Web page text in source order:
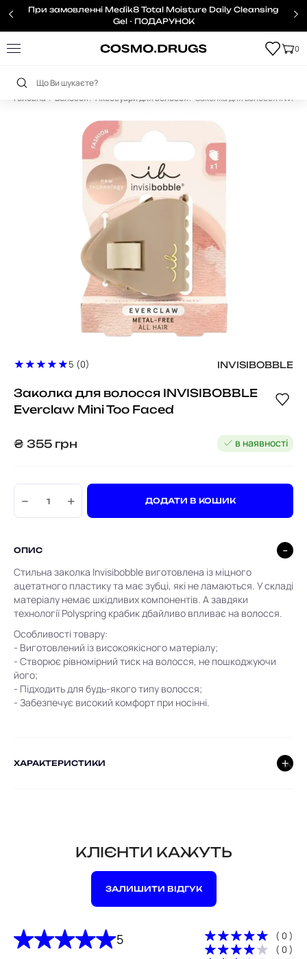
При замовленні Medik8 Total Moisture Daily Cleansing
Gel - ПОДАРУНОК
0
Головна Волосся Аксесуари для волосся Заколка для волосся
5 (0) INVISIBOBBLE
Заколка для волосся INVISIBOBBLE
Everclaw Mini Too Faced
₴ 355 грн в наявності
− + ДОДАТИ В КОШИК
ОПИС
Стильна заколка Invisibobble виготовлена із міцного
ацетатного пластику та має зубці, які не ламаються. У складі
матеріалу немає шкідливих компонентів. А завдяки
технології Polyspring крабик дбайливо впливає на волосся.
Особливості товару:
- Виготовлений із високоякісного матеріалу;
- Створює рівномірний тиск на волосся, не пошкоджуючи
його;
- Підходить для будь-якого типу волосся;
- Забезпечує високий комфорт при носінні.
ХАРАКТЕРИСТИКИ
КЛІЄНТИ КАЖУТЬ
ЗАЛИШИТИ ВІДГУК
5
( 0 )
( 0 )